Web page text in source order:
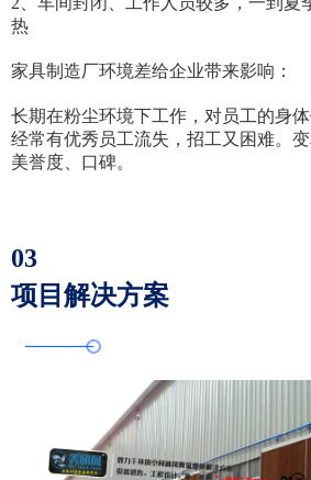
热
家具制造厂环境差给企业带来影响：
长期在粉尘环境下工作，对员工的身
经常有优秀员工流失，招工又困难。
美誉度、口碑。
03
项目解决方案